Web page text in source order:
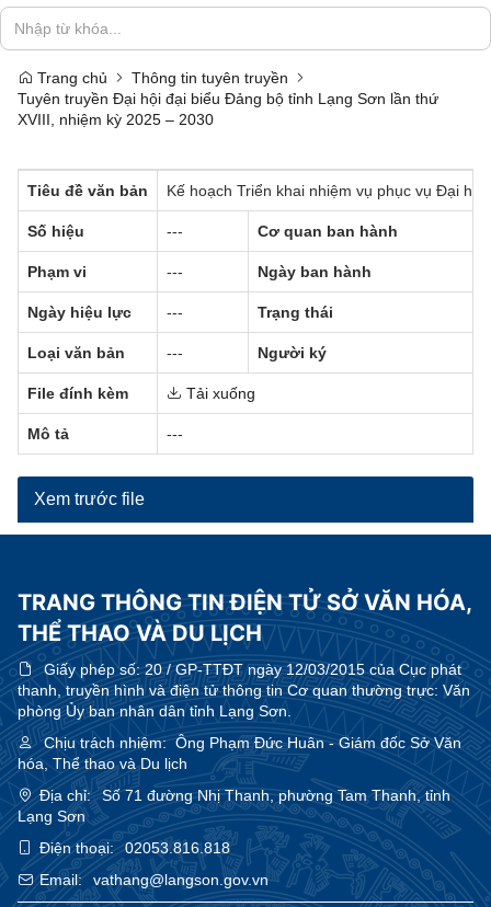
Trang chủ
Thông tin tuyên truyền
Tuyên truyền Đại hội đại biểu Đảng bộ tỉnh Lạng Sơn lần thứ
XVIII, nhiệm kỳ 2025 – 2030
Tiêu đề văn bản Kế hoạch Triển khai nhiệm vụ phục vụ Đại
Số hiệu --- Cơ quan ban hành
Phạm vi --- Ngày ban hành
Ngày hiệu lực --- Trạng thái
Loại văn bản --- Người ký
File đính kèm Tải xuống
Mô tả ---
Xem trước file
TRANG THÔNG TIN ĐIỆN TỬ SỞ VĂN HÓA,
THỂ THAO VÀ DU LỊCH
Giấy phép số:20 / GP-TTĐT ngày 12/03/2015 của Cục phát
thanh, truyền hình và điện tử thông tin Cơ quan thường trực: Văn
phòng Ủy ban nhân dân tỉnh Lạng Sơn.
Chịu trách nhiệm:Ông Phạm Đức Huân - Giám đốc Sở Văn
hóa, Thể thao và Du lịch
Địa chỉ:
Số 71 đường Nhị Thanh, phường Tam Thanh, tỉnh
Lạng Sơn
Điện thoại:
02053.816.818
Email:
vathang@langson.gov.vn